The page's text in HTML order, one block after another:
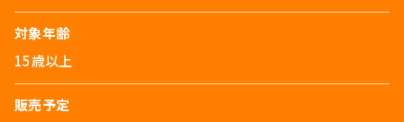
対象年齢
15歳以上
販売予定